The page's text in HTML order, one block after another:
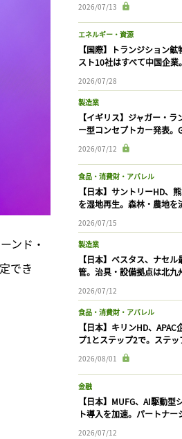
ンド・
でき
2026/07/13
エネルギー・資源
【国際】トランジション
スト10社はすべて中国企業
2026/07/28
製造業
【イギリス】ジャガー・
ー型コンセプトカー発表。
2026/07/12
食品・消費財・アパレル
【日本】サントリーHD、
を湿地再生。森林・農地を
2026/07/15
製造業
【日本】ベスタス、ナセ
管。治具・設備拠点は北九
2026/07/12
食品・消費財・アパレル
【日本】キリンHD、
プ1とステップ2で。ステッ
2026/08/01
金融
【日本】MUFG、AI駆動
ト導入を加速。パートナー
2026/07/12